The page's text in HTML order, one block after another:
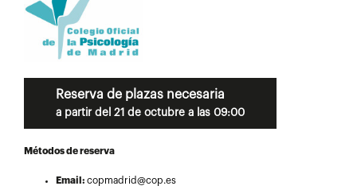
Reserva de plazas necesaria
a partir del 21 de octubre a las 09:00
Métodos de reserva
Email: copmadrid@cop.es